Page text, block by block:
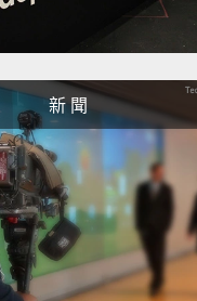
新 聞